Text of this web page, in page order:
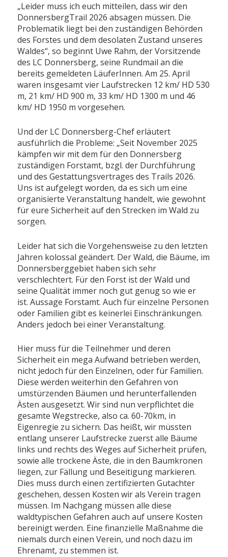
„Leider muss ich euch mitteilen, dass wir den
DonnersbergTrail 2026 absagen müssen. Die
Problematik liegt bei den zuständigen Behörden
des Forstes und dem desolaten Zustand unseres
Waldes“, so beginnt Uwe Rahm, der Vorsitzende
des LC Donnersberg, seine Rundmail an die
bereits gemeldeten LäuferInnen. Am 25. April
waren insgesamt vier Laufstrecken 12 km/ HD 530
m, 21 km/ HD 900 m, 33 km/ HD 1300 m und 46
km/ HD 1950 m vorgesehen.
Und der LC Donnersberg-Chef erläutert
ausführlich die Probleme: „Seit November 2025
kämpfen wir mit dem für den Donnersberg
zuständigen Forstamt, bzgl. der Durchführung
und des Gestattungsvertrages des Trails 2026.
Uns ist aufgelegt worden, da es sich um eine
organisierte Veranstaltung handelt, wie gewohnt
für eure Sicherheit auf den Strecken im Wald zu
sorgen.
Leider hat sich die Vorgehensweise zu den letzten
Jahren kolossal geändert. Der Wald, die Bäume, im
Donnersberggebiet haben sich sehr
verschlechtert. Für den Forst ist der Wald und
seine Qualität immer noch gut genug so wie er
ist. Aussage Forstamt. Auch für einzelne Personen
oder Familien gibt es keinerlei Einschränkungen.
Anders jedoch bei einer Veranstaltung.
Hier muss für die Teilnehmer und deren
Sicherheit ein mega Aufwand betrieben werden,
nicht jedoch für den Einzelnen, oder für Familien.
Diese werden weiterhin den Gefahren von
umstürzenden Bäumen und herunterfallenden
Ästen ausgesetzt. Wir sind nun verpflichtet die
gesamte Wegstrecke, also ca. 60-70km, in
Eigenregie zu sichern. Das heißt, wir müssten
entlang unserer Laufstrecke zuerst alle Bäume
links und rechts des Weges auf Sicherheit prüfen,
sowie alle trockene Äste, die in den Baumkronen
liegen, zur Fällung und Beseitigung markieren.
Dies muss durch einen zertifizierten Gutachter
geschehen, dessen Kosten wir als Verein tragen
müssen. Im Nachgang müssen alle diese
waldtypischen Gefahren auch auf unsere Kosten
bereinigt werden. Eine finanzielle Maßnahme die
niemals durch einen Verein, und noch dazu im
Ehrenamt, zu stemmen ist.